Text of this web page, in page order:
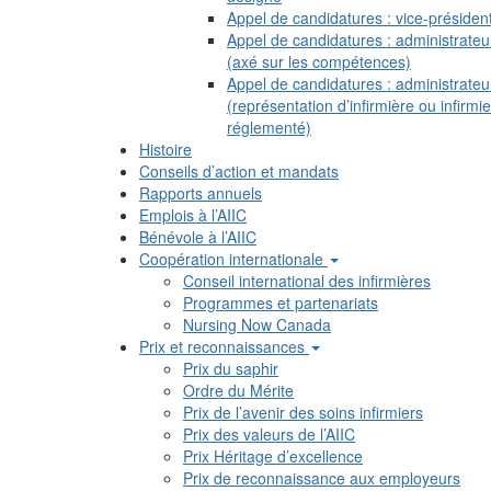
Appel de candidatures : vice-
Appel de candidatures :
(axé sur les compétences)
Appel de candidatures :
(représentation d’infirmière ou
réglementé)
Histoire
Conseils d’action et mandats
Rapports annuels
Emplois à l’AIIC
Bénévole à l’AIIC
Coopération internationale
Conseil international des infirmières
Programmes et partenariats
Nursing Now Canada
Prix et reconnaissances
Prix du saphir
Ordre du Mérite
Prix de l’avenir des soins infirmiers
Prix des valeurs de l’AIIC
Prix Héritage d’excellence
Prix de reconnaissance aux employeurs